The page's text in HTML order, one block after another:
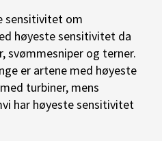
sensitivitet om
høyeste sensitivitet da
svømmesniper og terner.
er artene med høyeste
turbiner, mens
har høyeste sensitivitet